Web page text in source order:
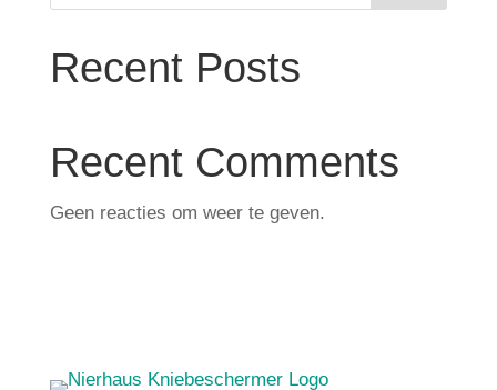
Recent Posts
Recent Comments
Geen reacties om weer te geven.